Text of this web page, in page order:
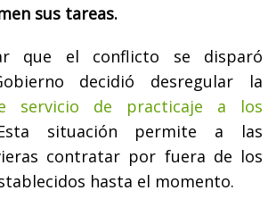
sus tareas.
que el conflicto se disparó
decidió desregular la
servicio de practicaje a los
situación permite a las
contratar por fuera de los
hasta el momento.